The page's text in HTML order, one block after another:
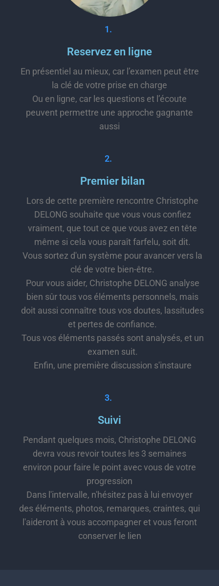
1.
Reservez en ligne
En présentiel au mieux, car l’examen peut être
la clé de votre prise en charge
Ou en ligne, car les questions et l’écoute
peuvent permettre une approche gagnante
aussi
2.
Premier bilan
Lors de cette première rencontre Christophe
DELONG souhaite que vous vous confiez
vraiment, que tout ce que vous avez en tête
même si cela vous paraît farfelu, soit dit.
Vous sortez d'un système pour avancer vers la
clé de votre bien-être.
Pour vous aider, Christophe DELONG analyse
bien sûr tous vos éléments personnels, mais
doit aussi connaître tous vos doutes, lassitudes
et pertes de confiance.
Tous vos éléments passés sont analysés, et un
examen suit.
Enfin, une première discussion s'instaure
3.
Suivi
Pendant quelques mois, Christophe DELONG
devra vous revoir toutes les 3 semaines
environ pour faire le point avec vous de votre
progression
Dans l'intervalle, n'hésitez pas à lui envoyer
des éléments, photos, remarques, craintes, qui
l'aideront à vous accompagner et vous feront
conserver le lien